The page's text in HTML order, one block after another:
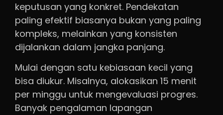
keputusan yang konkret. Pendekatan
paling efektif biasanya bukan yang paling
kompleks, melainkan yang konsisten
dijalankan dalam jangka panjang.
Mulai dengan satu kebiasaan kecil yang
bisa diukur. Misalnya, alokasikan 15 menit
per minggu untuk mengevaluasi progres.
Banyak pengalaman lapangan